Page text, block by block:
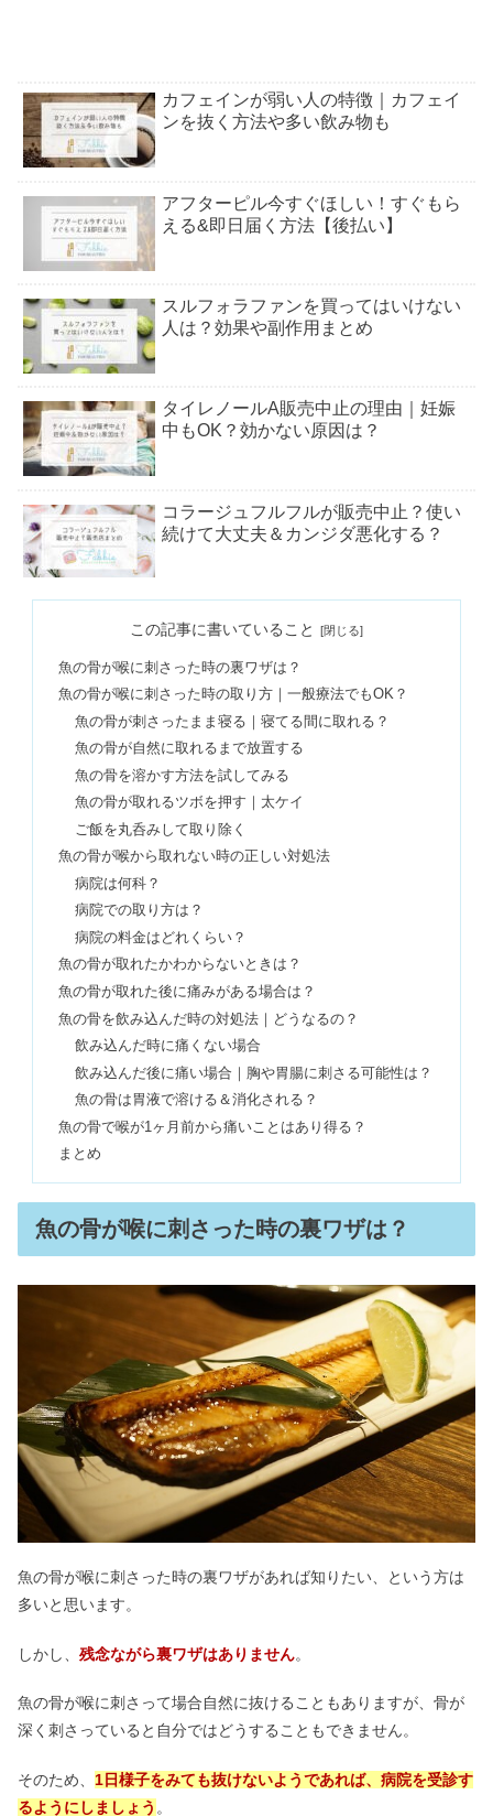
カフェインが弱い人の特徴｜カフェイ
ンを抜く方法や多い飲み物も
アフターピル今すぐほしい！すぐもら
える&即日届く方法【後払い】
スルフォラファンを買ってはいけない
人は？効果や副作用まとめ
タイレノールA販売中止の理由｜妊娠
中もOK？効かない原因は？
コラージュフルフルが販売中止？使い
続けて大丈夫＆カンジダ悪化する？
飲み続ける副作用＆デメリット
吸水ショーツは気持ち悪い？生理時の
デメリット＆不衛生なの？
エクエルが販売中止した理由＆口コミ
｜副作用は甲状腺？効果は？
アイマッサージャーは目に悪い？効果
ない？デメリット＆口コミ
肝油ドロップは怖い？デメリット＆効
果｜大人は食べすぎNG？
シンクロフィットが販売中止？デメリ
レミパン販売中止の理由｜プラスを安
く買う方法&違い！口コミも
トランシーノを飲み続けた結果｜販売
中止はなぜ？効果ないの？
布ナプキンは頭おかしい？やめたのは
漏れるから？効果＆メリットも
五苓散飲み続けるとどうなる？効果が
セサミンを飲み続けた結果は？効果な
しは嘘？飲むタイミングも
の？口コミまとめ
この記事に書いていること
魚の骨が喉に刺さった時の裏ワザは？
魚の骨が喉に刺さった時の取り方｜一般療法でもOK？
魚の骨が刺さったまま寝る｜寝てる間に取れる？
魚の骨が自然に取れるまで放置する
魚の骨を溶かす方法を試してみる
魚の骨が取れるツボを押す｜太ケイ
ご飯を丸呑みして取り除く
魚の骨が喉から取れない時の正しい対処法
病院は何科？
病院での取り方は？
病院の料金はどれくらい？
魚の骨が取れたかわからないときは？
魚の骨が取れた後に痛みがある場合は？
魚の骨を飲み込んだ時の対処法｜どうなるの？
飲み込んだ時に痛くない場合
飲み込んだ後に痛い場合｜胸や胃腸に刺さる可能性は？
魚の骨は胃液で溶ける＆消化される？
魚の骨で喉が1ヶ月前から痛いことはあり得る？
まとめ
魚の骨が喉に刺さった時の裏ワザは？
魚の骨が喉に刺さった時の裏ワザがあれば知りたい、という方は
多いと思います。
しかし、 残念ながら裏ワザはありません。
魚の骨が喉に刺さって場合自然に抜けることもありますが、骨が
深く刺さっていると自分ではどうすることもできません。
そのため、 1日様子をみても抜けないようであれば、病院を受診す
るようにしましょう 。